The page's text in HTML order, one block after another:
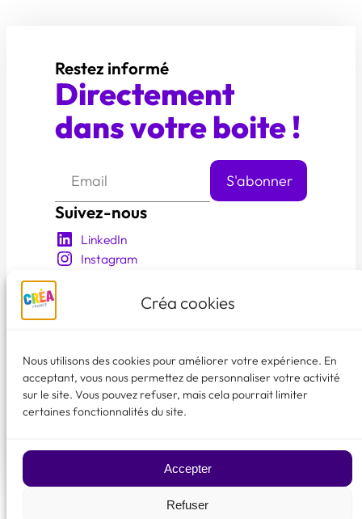
Créa cookies
Nous utilisons des cookies pour améliorer votre expérience. En
acceptant, vous nous permettez de personnaliser votre activité
sur le site. Vous pouvez refuser, mais cela pourrait limiter
certaines fonctionnalités du site.
Accepter
Refuser
Restez informé
Directement
dans votre boite !
Suivez-nous
LinkedIn
Instagram
En savoir plus
Nos événements
Les membres créa